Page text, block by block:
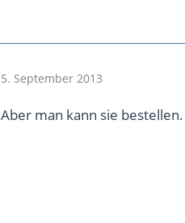
5. September 2013
Aber man kann sie